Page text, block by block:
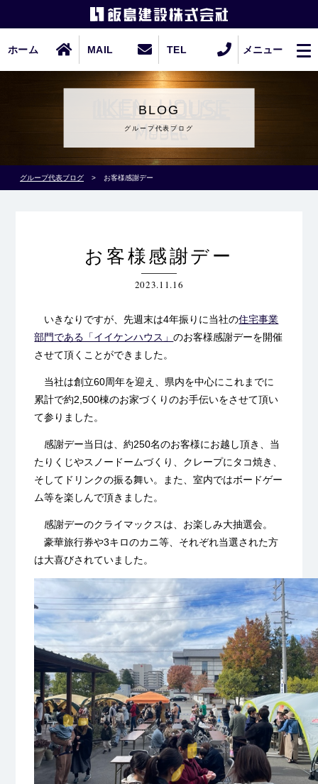
ホーム MAIL TEL メニュー
BLOG
グループ代表ブログ
グループ代表ブログ > お客様感謝デー
お客様感謝デー
2023.11.16
いきなりですが、先週末は4年振りに当社の住宅事業
部門である「イイケンハウス」のお客様感謝デーを開催
させて頂くことができました。
当社は創立60周年を迎え、県内を中心にこれまでに
累計で約2,500棟のお家づくりのお手伝いをさせて頂い
て参りました。
感謝デー当日は、約250名のお客様にお越し頂き、当
たりくじやスノードームづくり、クレープにタコ焼き、
そしてドリンクの振る舞い。また、室内ではボードゲー
ム等を楽しんで頂きました。
感謝デーのクライマックスは、お楽しみ大抽選会。
豪華旅行券や3キロのカニ等、それぞれ当選された方
は大喜びされていました。